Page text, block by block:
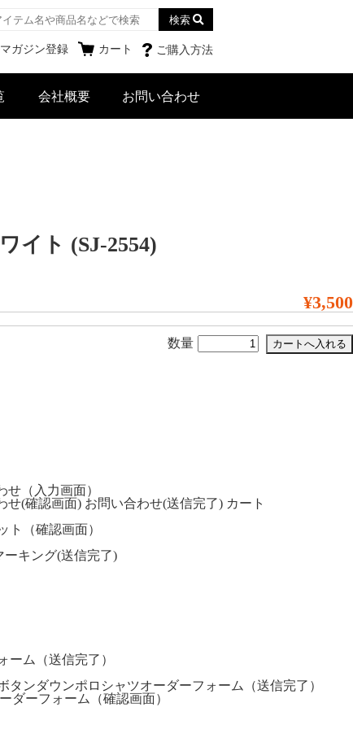
ガジン登録 カート ご購入方法
検索
会社概要 お問い合わせ
イト (SJ-2554)
¥3,500
数量
せ（入力画面）
せ(確認画面) お問い合わせ(送信完了) カート
ト（確認画面）
ーキング(送信完了)
ーム（送信完了）
ンダウンポロシャツオーダーフォーム（送信完了）
ダーフォーム（確認画面）